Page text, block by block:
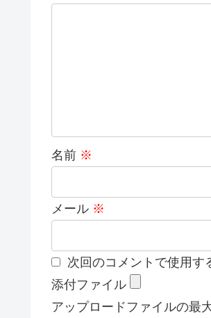
名前 ※
メール ※
次回のコメントで使用す
添付ファイル
アップロードファイルの最